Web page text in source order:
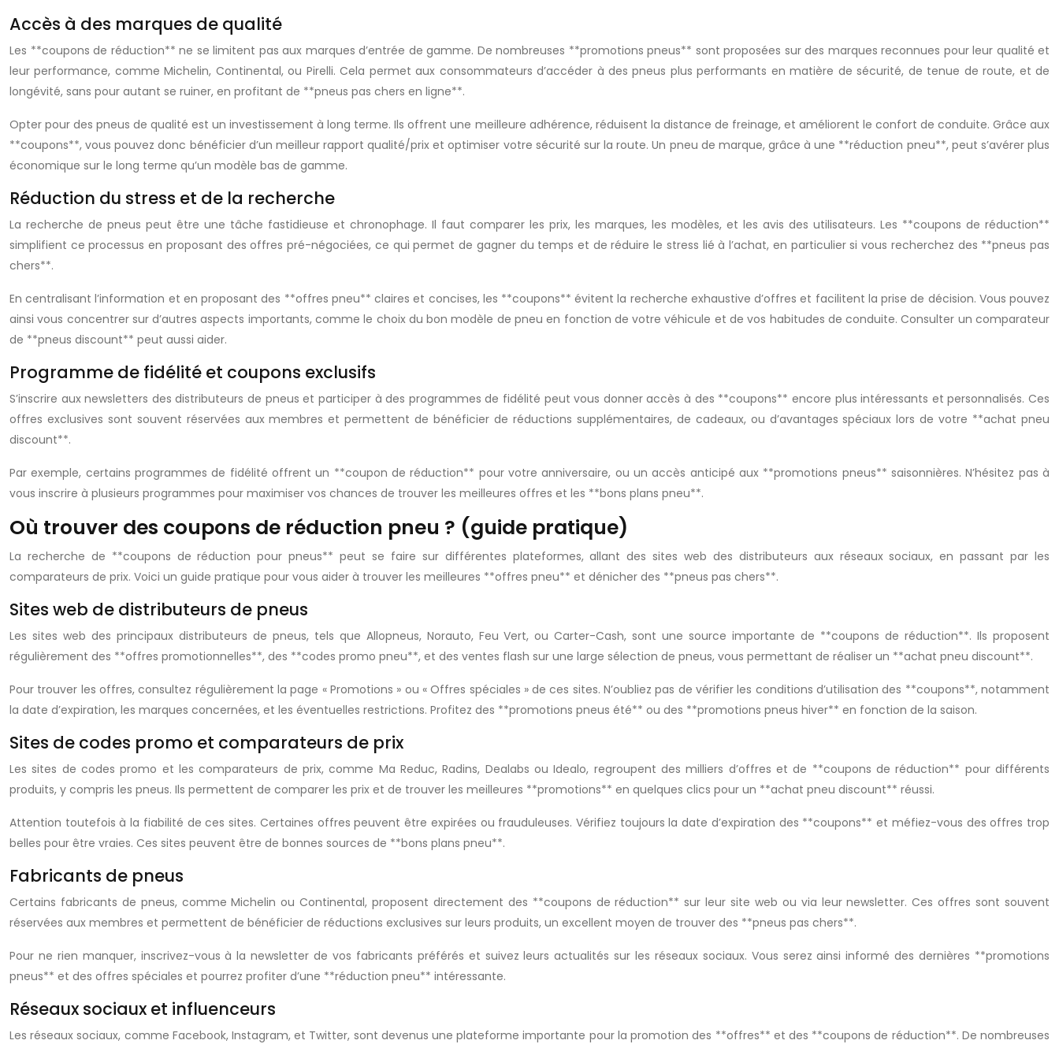
Accès à des marques de qualité
Les **coupons de réduction** ne se limitent pas aux marques d’entrée de gamme. De nombreuses **promotions pneus** sont proposées sur des marques reconnues pour leur qualité et
leur performance, comme Michelin, Continental, ou Pirelli. Cela permet aux consommateurs d’accéder à des pneus plus performants en matière de sécurité, de tenue de route, et de
longévité, sans pour autant se ruiner, en profitant de **pneus pas chers en ligne**.
Opter pour des pneus de qualité est un investissement à long terme. Ils offrent une meilleure adhérence, réduisent la distance de freinage, et améliorent le confort de conduite. Grâce aux
**coupons**, vous pouvez donc bénéficier d’un meilleur rapport qualité/prix et optimiser votre sécurité sur la route. Un pneu de marque, grâce à une **réduction pneu**, peut s’avérer plus
économique sur le long terme qu’un modèle bas de gamme.
Réduction du stress et de la recherche
La recherche de pneus peut être une tâche fastidieuse et chronophage. Il faut comparer les prix, les marques, les modèles, et les avis des utilisateurs. Les **coupons de réduction**
simplifient ce processus en proposant des offres pré-négociées, ce qui permet de gagner du temps et de réduire le stress lié à l’achat, en particulier si vous recherchez des **pneus pas
chers**.
En centralisant l’information et en proposant des **offres pneu** claires et concises, les **coupons** évitent la recherche exhaustive d’offres et facilitent la prise de décision. Vous pouvez
ainsi vous concentrer sur d’autres aspects importants, comme le choix du bon modèle de pneu en fonction de votre véhicule et de vos habitudes de conduite. Consulter un comparateur
de **pneus discount** peut aussi aider.
Programme de fidélité et coupons exclusifs
S’inscrire aux newsletters des distributeurs de pneus et participer à des programmes de fidélité peut vous donner accès à des **coupons** encore plus intéressants et personnalisés. Ces
offres exclusives sont souvent réservées aux membres et permettent de bénéficier de réductions supplémentaires, de cadeaux, ou d’avantages spéciaux lors de votre **achat pneu
discount**.
Par exemple, certains programmes de fidélité offrent un **coupon de réduction** pour votre anniversaire, ou un accès anticipé aux **promotions pneus** saisonnières. N’hésitez pas à
vous inscrire à plusieurs programmes pour maximiser vos chances de trouver les meilleures offres et les **bons plans pneu**.
Où trouver des coupons de réduction pneu ? (guide pratique)
La recherche de **coupons de réduction pour pneus** peut se faire sur différentes plateformes, allant des sites web des distributeurs aux réseaux sociaux, en passant par les
comparateurs de prix. Voici un guide pratique pour vous aider à trouver les meilleures **offres pneu** et dénicher des **pneus pas chers**.
Sites web de distributeurs de pneus
Les sites web des principaux distributeurs de pneus, tels que Allopneus, Norauto, Feu Vert, ou Carter-Cash, sont une source importante de **coupons de réduction**. Ils proposent
régulièrement des **offres promotionnelles**, des **codes promo pneu**, et des ventes flash sur une large sélection de pneus, vous permettant de réaliser un **achat pneu discount**.
Pour trouver les offres, consultez régulièrement la page « Promotions » ou « Offres spéciales » de ces sites. N’oubliez pas de vérifier les conditions d’utilisation des **coupons**, notamment
la date d’expiration, les marques concernées, et les éventuelles restrictions. Profitez des **promotions pneus été** ou des **promotions pneus hiver** en fonction de la saison.
Sites de codes promo et comparateurs de prix
Les sites de codes promo et les comparateurs de prix, comme Ma Reduc, Radins, Dealabs ou Idealo, regroupent des milliers d’offres et de **coupons de réduction** pour différents
produits, y compris les pneus. Ils permettent de comparer les prix et de trouver les meilleures **promotions** en quelques clics pour un **achat pneu discount** réussi.
Attention toutefois à la fiabilité de ces sites. Certaines offres peuvent être expirées ou frauduleuses. Vérifiez toujours la date d’expiration des **coupons** et méfiez-vous des offres trop
belles pour être vraies. Ces sites peuvent être de bonnes sources de **bons plans pneu**.
Fabricants de pneus
Certains fabricants de pneus, comme Michelin ou Continental, proposent directement des **coupons de réduction** sur leur site web ou via leur newsletter. Ces offres sont souvent
réservées aux membres et permettent de bénéficier de réductions exclusives sur leurs produits, un excellent moyen de trouver des **pneus pas chers**.
Pour ne rien manquer, inscrivez-vous à la newsletter de vos fabricants préférés et suivez leurs actualités sur les réseaux sociaux. Vous serez ainsi informé des dernières **promotions
pneus** et des offres spéciales et pourrez profiter d’une **réduction pneu** intéressante.
Réseaux sociaux et influenceurs
Les réseaux sociaux, comme Facebook, Instagram, et Twitter, sont devenus une plateforme importante pour la promotion des **offres** et des **coupons de réduction**. De nombreuses